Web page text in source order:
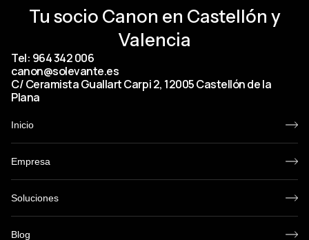
Tu socio Canon en Castellón y
Valencia
Tel: 964 342 006
canon@solevante.es
C/ Ceramista Guallart Carpi 2, 12005 Castellón de la
Plana
Inicio
Empresa
Soluciones
Blog